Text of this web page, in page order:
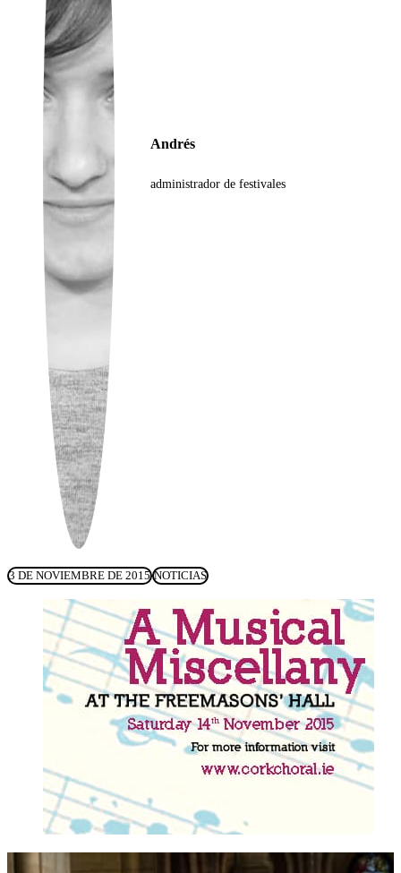
Ukrainian
Andrés
administrador de festivales
3 DE NOVIEMBRE DE 2015 NOTICIAS